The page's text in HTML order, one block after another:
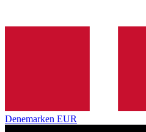
Denemarken EUR